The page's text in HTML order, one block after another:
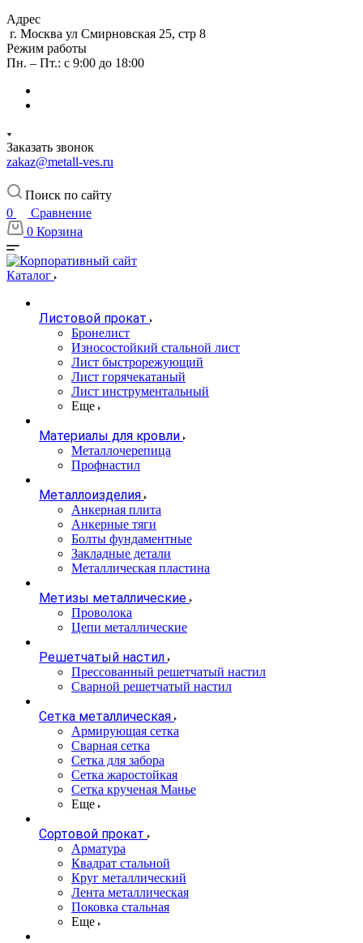
Адрес
г. Москва ул Смирновская 25, стр 8
Режим работы
Пн. – Пт.: с 9:00 до 18:00
Заказать звонок
zakaz@metall-ves.ru
Поиск по сайту
0
Сравнение
0 Корзина
Каталог
Листовой прокат
Бронелист
Износостойкий стальной лист
Лист быстрорежующий
Лист горячекатаный
Лист инструментальный
Еще
Материалы для кровли
Металлочерепица
Профнастил
Металлоизделия
Анкерная плита
Анкерные тяги
Болты фундаментные
Закладные детали
Металлическая пластина
Метизы металлические
Проволока
Цепи металлические
Решетчатый настил
Прессованный решетчатый настил
Сварной решетчатый настил
Сетка металлическая
Армирующая сетка
Сварная сетка
Сетка для забора
Сетка жаростойкая
Сетка крученая Манье
Еще
Сортовой прокат
Арматура
Квадрат стальной
Круг металлический
Лента металлическая
Поковка стальная
Еще